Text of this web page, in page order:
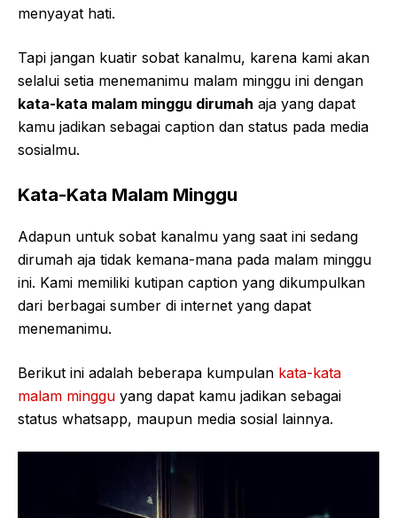
menyayat hati.
Tapi jangan kuatir sobat kanalmu, karena kami akan
selalui setia menemanimu malam minggu ini dengan
kata-kata malam minggu dirumah aja yang dapat
kamu jadikan sebagai caption dan status pada media
sosialmu.
Kata-Kata Malam Minggu
Adapun untuk sobat kanalmu yang saat ini sedang
dirumah aja tidak kemana-mana pada malam minggu
ini. Kami memiliki kutipan caption yang dikumpulkan
dari berbagai sumber di internet yang dapat
menemanimu.
Berikut ini adalah beberapa kumpulan kata-kata
malam minggu yang dapat kamu jadikan sebagai
status whatsapp, maupun media sosial lainnya.